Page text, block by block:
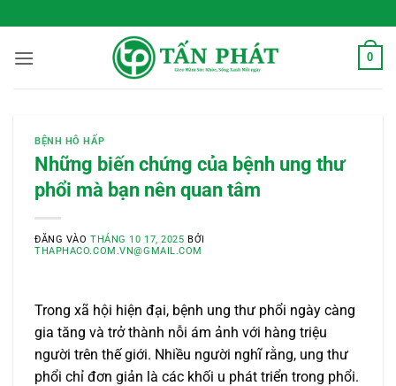
qua
nội
0
BỆNH HÔ HẤP
Những biến chứng của bệnh ung thư
phổi mà bạn nên quan tâm
ĐĂNG VÀOTHÁNG 10 17, 2025 BỞI
THAPHACO.COM.VN@GMAIL.COM
Trong xã hội hiện đại, bệnh ung thư phổi ngày càng
gia tăng và trở thành nỗi ám ảnh với hàng triệu
người trên thế giới. Nhiều người nghĩ rằng, ung thư
phổi chỉ đơn giản là các khối u phát triển trong phổi.